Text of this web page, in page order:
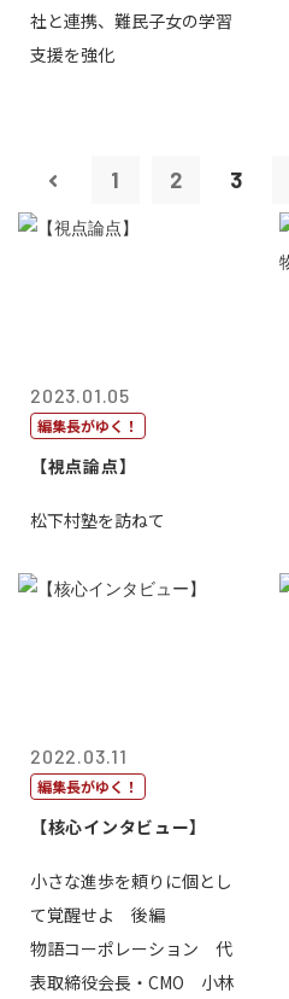
社と連携、難民子女の学習
支援を強化
1 2 3
2023.01.05
編集長がゆく！
【視点論点】
松下村塾を訪ねて
2022.03.11
編集長がゆく！
【核心インタビュー】
小さな進歩を頼りに個とし
て覚醒せよ 後編
物語コーポレーション 代
表取締役会長・CMO 小林